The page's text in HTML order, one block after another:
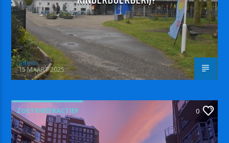
admin
15 MAART 2025
ZOETRMEERACTIEF 0